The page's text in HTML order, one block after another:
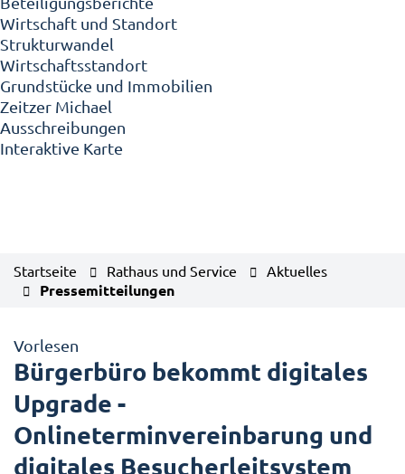
Wirtschaft und Standort
Strukturwandel
Wirtschaftsstandort
Grundstücke und Immobilien
Zeitzer Michael
Ausschreibungen
Interaktive Karte
Startseite Rathaus und Service Aktuelles
Pressemitteilungen
Vorlesen
Bürgerbüro bekommt digitales
Upgrade -
Onlineterminvereinbarung und
digitales Besucherleitsystem